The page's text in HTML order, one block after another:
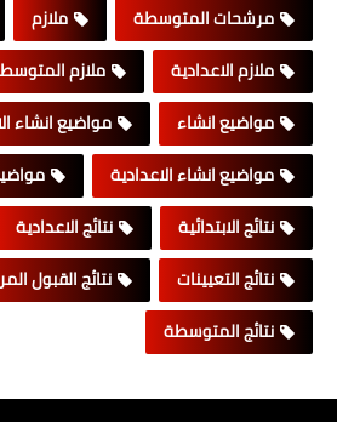
مرشحات المتوسطة
ملازم
ملازم الاعدادية
ملازم
مواضيع انشاء
مواضيع انشاء
مواضيع انشاء الاعدادية
نتائج الابتدائية
نتائج الاعدادية
نتائج التعيينات
نتائج القبول
نتائج المتوسطة